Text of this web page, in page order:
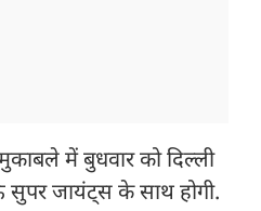
में बुधवार को दिल्ली
जायंट्स के साथ होगी.